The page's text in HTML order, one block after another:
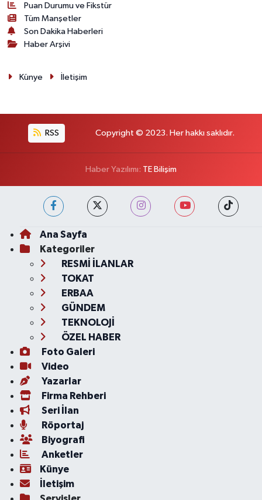
Puan Durumu ve Fikstür
Tüm Manşetler
Son Dakika Haberleri
Haber Arşivi
Künye İletişim
RSS Copyright © 2023. Her hakkı saklıdır.
Haber Yazılımı: TE Bilişim
Ana Sayfa
Kategoriler
RESMİ İLANLAR
TOKAT
ERBAA
GÜNDEM
TEKNOLOJİ
ÖZEL HABER
Foto Galeri
Video
Yazarlar
Firma Rehberi
Seri İlan
Röportaj
Biyografi
Anketler
Künye
İletişim